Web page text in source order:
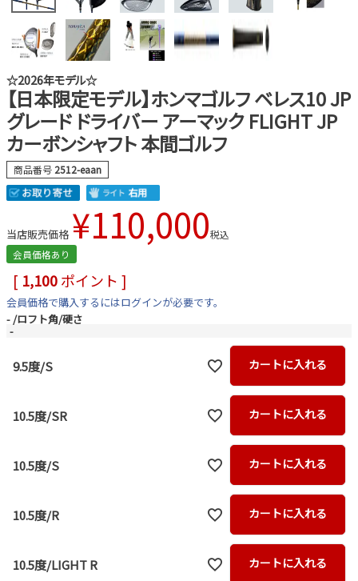
☆2026年モデル☆
【日本限定モデル】ホンマゴルフ ベレス10 JP
グレード ドライバー アーマック FLIGHT JP
カーボンシャフト 本間ゴルフ
商品番号 2512-eaan
当店販売価格 ¥110,000税込
会員価格あり
[ 1,100ポイント ]
会員価格で購入するにはログインが必要です。
- ロフト角/硬さ
-
9.5度/S カートに入れる
10.5度/SR カートに入れる
10.5度/S カートに入れる
10.5度/R カートに入れる
10.5度/LIGHT R カートに入れる